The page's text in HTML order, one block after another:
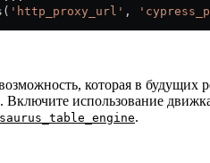
'http_proxy_url' ,
которая в будущих
Включите использование
.